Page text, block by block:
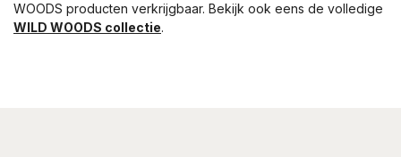
WOODS producten verkrijgbaar. Bekijk ook eens de volledige
WILD WOODS collectie.